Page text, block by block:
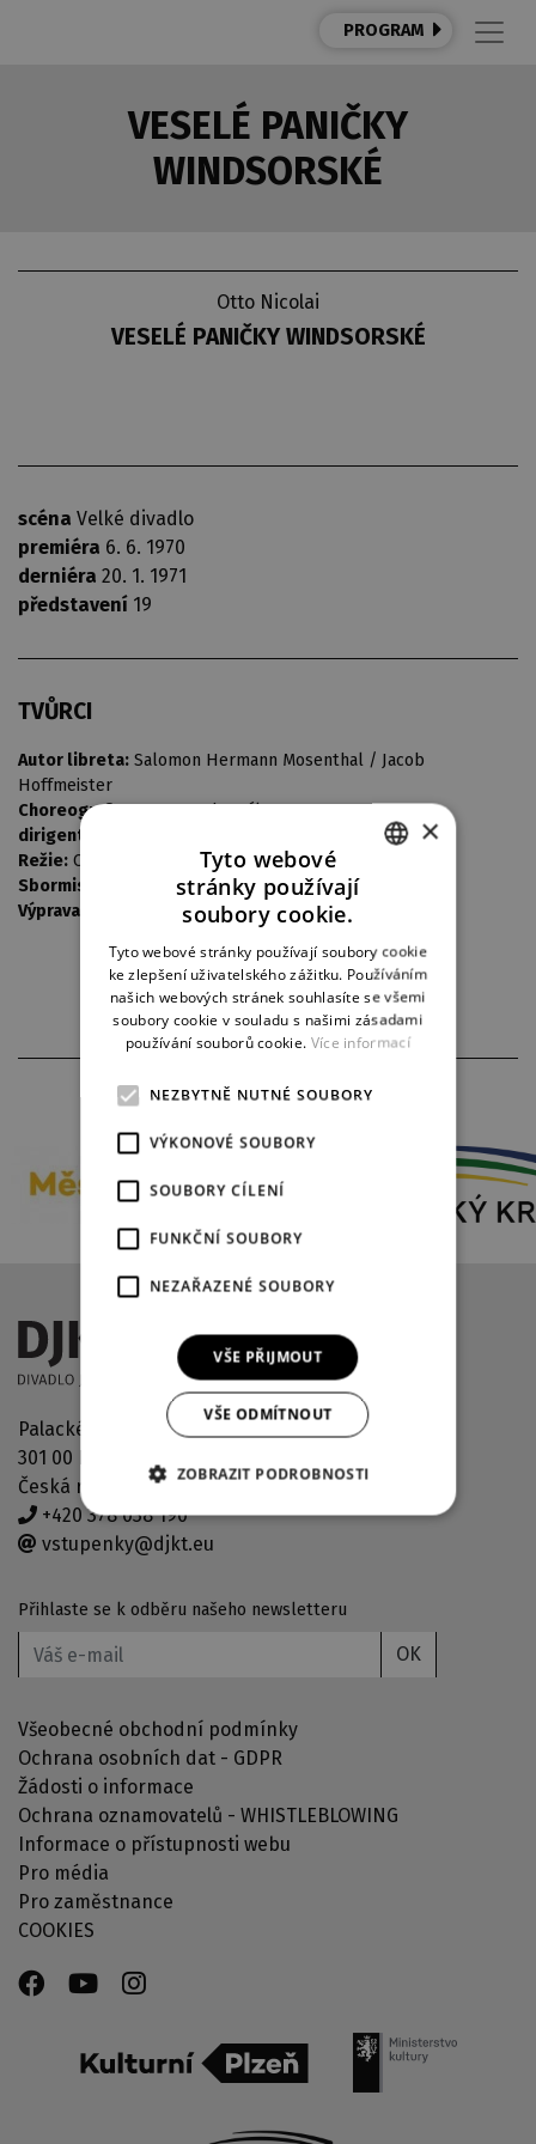
PROGRAM
VESELÉ PANIČKY
WINDSORSKÉ
Otto Nicolai
VESELÉ PANIČKY WINDSORSKÉ
scéna Velké divadlo
premiéra 6. 6. 1970
derniéra 20. 1. 1971
představení 19
TVŮRCI
Autor libreta: Salomon Hermann Mosenthal / Jacob
Hoffmeister
Choreografie: Gustav Voborník
dirigent:
Režie: Oto Ševčík
Sbormistr:
Bedřich Macenauer
Výprava:
Vladimír Heller
PARTNEŘI DIVADLA
Palackého náměstí 2971/30
301 00 Plzeň
Česká republika
+420 378 038 190
vstupenky@djkt.eu
Přihlaste se k odběru našeho newsletteru
OK
Všeobecné obchodní podmínky
Ochrana osobních dat - GDPR
Žádosti o informace
Ochrana oznamovatelů - WHISTLEBLOWING
Informace o přístupnosti webu
Pro média
Pro zaměstnance
COOKIES
GERMAN
×
Tyto webové
stránky používají
soubory cookie.
Tyto webové stránky používají soubory cookie
ke zlepšení uživatelského zážitku. Používáním
našich webových stránek souhlasíte se všemi
soubory cookie v souladu s našimi zásadami
používání souborů cookie. Více informací
NEZBYTNĚ NUTNÉ SOUBORY
VÝKONOVÉ SOUBORY
SOUBORY CÍLENÍ
FUNKČNÍ SOUBORY
NEZAŘAZENÉ SOUBORY
VŠE PŘIJMOUT
VŠE ODMÍTNOUT
ZOBRAZIT PODROBNOSTI